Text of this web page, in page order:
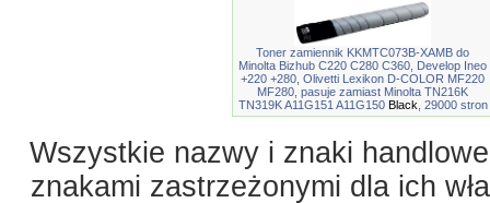
Toner zamiennik KKMTC073B-XAMB do
Minolta Bizhub C220 C280 C360, Develop Ineo
+220 +280, Olivetti Lexikon D-COLOR MF220
MF280, pasuje zamiast Minolta TN216K
TN319K A11G151 A11G150 Black , 29000 stron
Wszystkie nazwy i znaki
znakami zastrzeżonymi dla ich